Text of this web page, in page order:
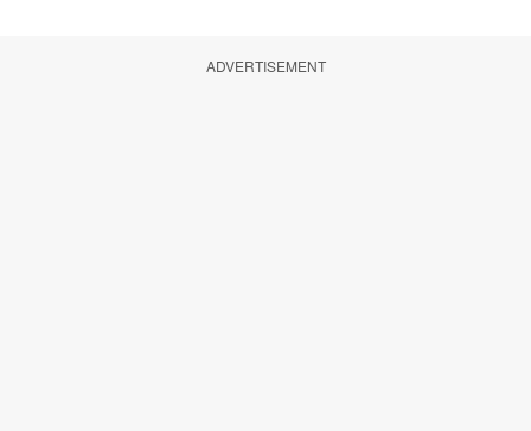
ADVERTISEMENT